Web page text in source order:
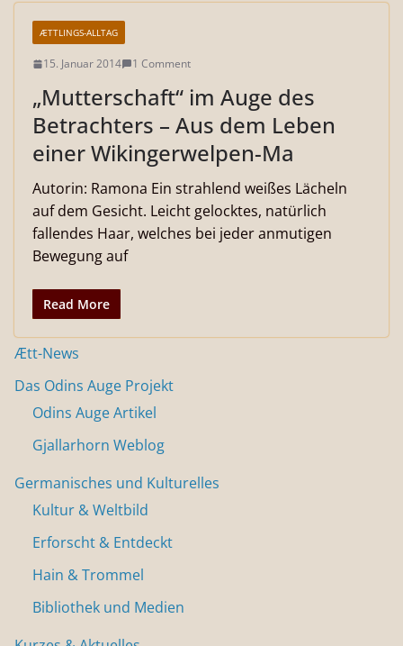
ÆTTLINGS-ALLTAG
15. Januar 2014 1 Comment
„Mutterschaft“ im Auge des
Betrachters – Aus dem Leben
einer Wikingerwelpen-Ma
Autorin: Ramona Ein strahlend weißes Lächeln
auf dem Gesicht. Leicht gelocktes, natürlich
fallendes Haar, welches bei jeder anmutigen
Bewegung auf
Read More
Ætt-News
Das Odins Auge Projekt
Odins Auge Artikel
Gjallarhorn Weblog
Germanisches und Kulturelles
Kultur & Weltbild
Erforscht & Entdeckt
Hain & Trommel
Bibliothek und Medien